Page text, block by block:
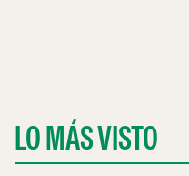
LO MÁS VISTO